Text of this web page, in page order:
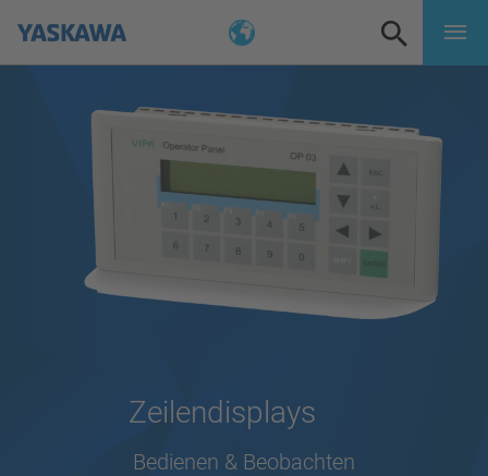
Zeilendisplays
Bedienen & Beobachten